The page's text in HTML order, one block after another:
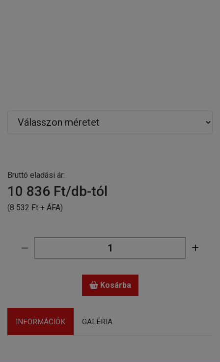
Bruttó eladási ár:
10 836 Ft/db-tól
(8 532 Ft + ÁFA)
Kosárba
INFORMÁCIÓK GALÉRIA